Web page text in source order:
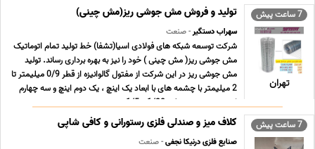
7 ساعت پیش
تهران
تولید و فروش مش جوشی ریز(مش چینی)
سهراب دستگیر- صنعت
شرکت توسعه شبکه های فولادی اسیا(تشفا) خط تولید تمام اتوماتیک
مش جوشی ریز( مش چینی ) خود را نیز به بهره برداری رساند. تولید
مش جوشی ریز در این شرکت از مفتول گالوانیزه از قطر 0/9 میلیمتر تا
2 میلیمتر با چشمه های با ابعاد یک اینچ ، یک دوم اینچ و سه چهارم
اینچ و همچنین عرض 1/20 و 1/5 ... ...
7 ساعت پیش کلاف میز و صندلی فلزی رستورانی و کافی شاپی
صنایع فلزی درنیکا نجفی- صنعت